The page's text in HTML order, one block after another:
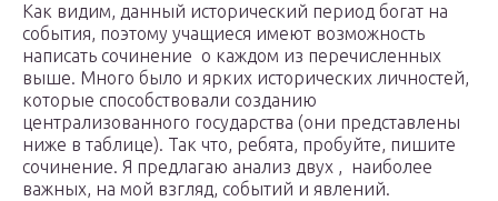
Как видим, данный исторический период богат на
события, поэтому учащиеся имеют возможность
написать сочинение о каждом из перечисленных
выше. Много было и ярких исторических личностей,
которые способствовали созданию
централизованного государства (они представлены
ниже в таблице). Так что, ребята, пробуйте, пишите
сочинение. Я предлагаю анализ двух , наиболее
важных, на мой взгляд, событий и явлений.